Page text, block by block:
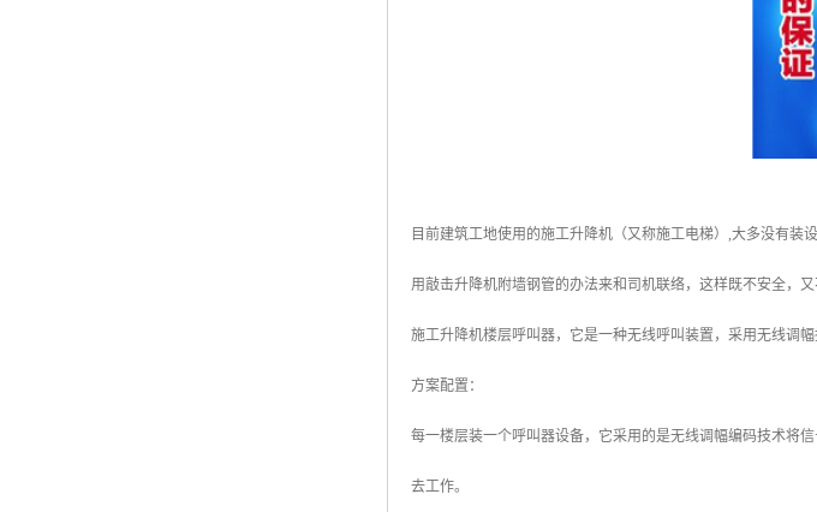
目前建筑工地使用的施工升降机（又称施工电梯）,大多没有
用敲击升降机附墙钢管的办法来和司机联络，这样既不安全，
施工升降机楼层呼叫器，它是一种无线呼叫装置，采用无线调
方案配置：
每一楼层装一个呼叫器设备，它采用的是无线调幅编码技术将
去工作。